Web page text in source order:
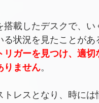
載したデスクで、い
状況を見たことがあ
ガーを見つけ、適切
りません。
レスとなり、時には